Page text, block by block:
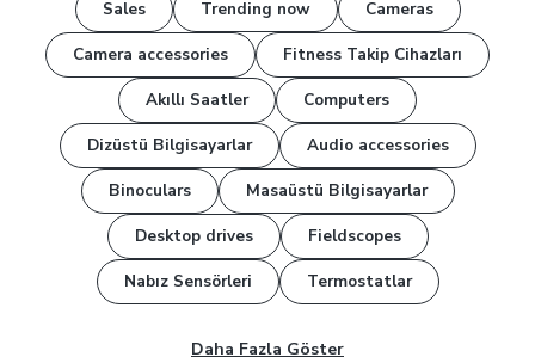
Sales Trending now
Cameras
Camera accessories
Fitness Takip Cihazları
Akıllı Saatler
Computers
Dizüstü Bilgisayarlar
Audio accessories
Binoculars
Masaüstü Bilgisayarlar
Desktop drives
Fieldscopes
Nabız Sensörleri
Termostatlar
Daha Fazla Göster